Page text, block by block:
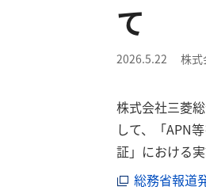
て
2026.5.22 株式
株式会社三菱
して、「APN
証」における
総務省報道